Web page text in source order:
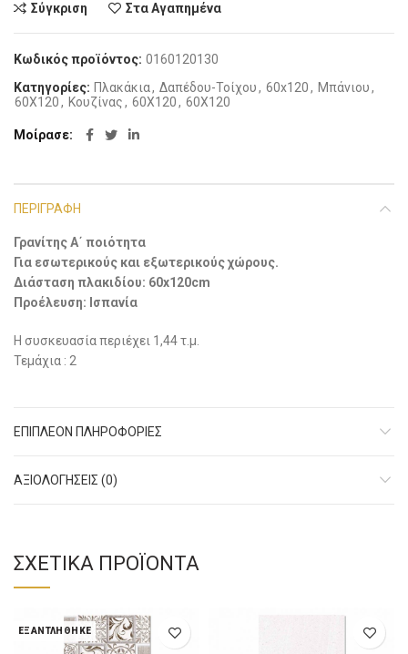
Σύγκριση Στα Αγαπημένα
Κωδικός προϊόντος: 0160120130
Κατηγορίες: Πλακάκια, Δαπέδου-Τοίχου, 60x120, Μπάνιου,
60X120, Koυζίνας, 60X120, 60Χ120
Μοίρασε
ΠΕΡΙΓΡΑΦΉ
Γρανίτης Α΄ ποιότητα
Για εσωτερικούς και εξωτερικούς χώρους.
Διάσταση πλακιδίου: 60x120cm
Προέλευση: Ισπανία
Η συσκευασία περιέχει 1,44 τ.μ.
Τεμάχια : 2
ΕΠΙΠΛΈΟΝ ΠΛΗΡΟΦΟΡΊΕΣ
ΑΞΙΟΛΟΓΉΣΕΙΣ (0)
ΣΧΕΤΙΚΆ ΠΡΟΪΌΝΤΑ
ΕΞΑΝΤΛΉΘΗΚΕ